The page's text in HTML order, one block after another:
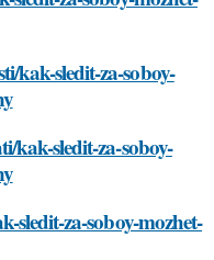
kak-sledit-za-soboy-
kak-sledit-za-soboy-
sledit-za-soboy-mozhet-